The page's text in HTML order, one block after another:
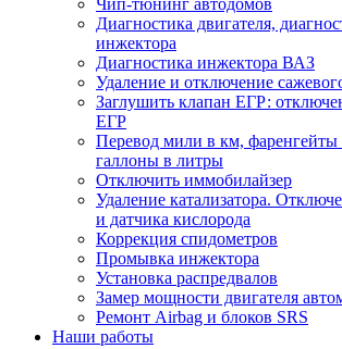
Чип-тюнинг автодомов
Диагностика двигателя,
инжектора
Диагностика инжектора ВАЗ
Удаление и отключение
Заглушить клапан ЕГР:
ЕГР
Перевод мили в км, фаренгейты
галлоны в литры
Отключить иммобилайзер
Удаление катализатора.
и датчика кислорода
Коррекция спидометров
Промывка инжектора
Установка распредвалов
Замер мощности двигателя
Ремонт Airbag и блоков SRS
Наши работы